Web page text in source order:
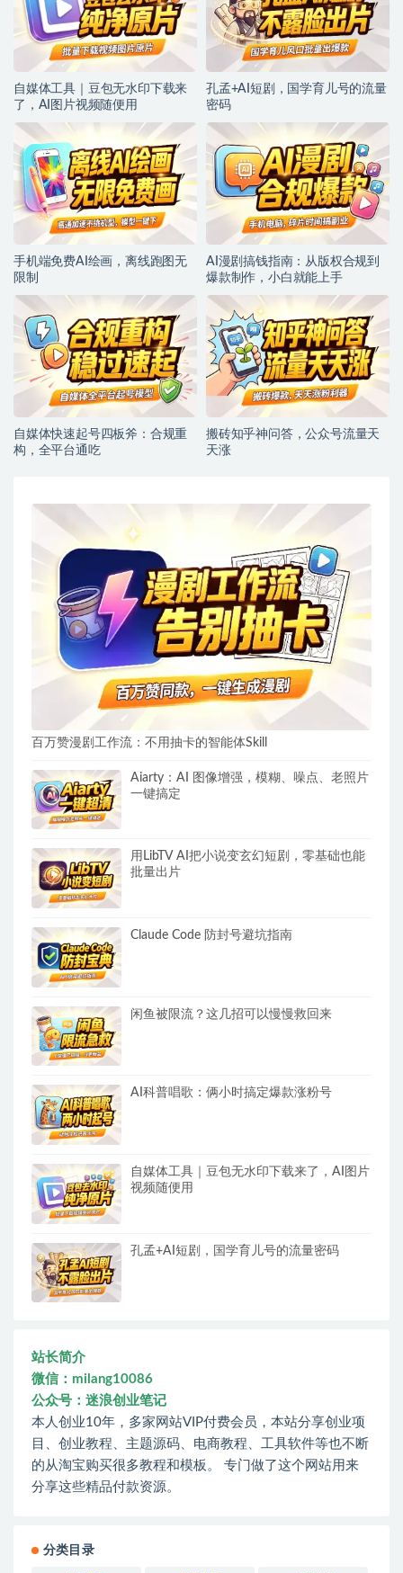
自媒体工具｜豆包无水印下载来
了，AI图片视频随便用
孔孟+AI短剧，国学育儿号的流量
密码
手机端免费AI绘画，离线跑图无
限制
AI漫剧搞钱指南：从版权合规到
爆款制作，小白就能上手
自媒体快速起号四板斧：合规重
构，全平台通吃
搬砖知乎神问答，公众号流量天
天涨
百万赞漫剧工作流：不用抽卡的智能体Skill
Aiarty：AI 图像增强，模糊、噪点、老照片
一键搞定
用LibTV AI把小说变玄幻短剧，零基础也能
批量出片
Claude Code 防封号避坑指南
闲鱼被限流？这几招可以慢慢救回来
AI科普唱歌：俩小时搞定爆款涨粉号
自媒体工具｜豆包无水印下载来了，AI图片
视频随便用
孔孟+AI短剧，国学育儿号的流量密码
站长简介
微信：milang10086
公众号：迷浪创业笔记
本人创业10年，多家网站VIP付费会员，本站分享创业项
目、创业教程、主题源码、电商教程、工具软件等也不断
的从淘宝购买很多教程和模板。 专门做了这个网站用来
分享这些精品付款资源。
分类目录